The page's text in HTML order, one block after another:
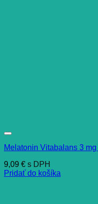
Melatonin Vitabalans 3
9,09 € s DPH
Pridať do košíka